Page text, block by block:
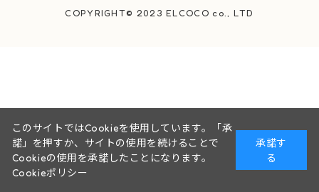
COPYRIGHT© 2023 ELCOCO co., LTD
このサイトではCookieを使用しています。「承
諾」を押すか、サイトの使用を続けることで
Cookieの使用を承諾したことになります。
Cookieポリシー
承諾す
る